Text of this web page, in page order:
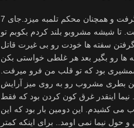
به یک قدمی نیما که رسیدم همچنان سرش تو صورت مهرانا بود لب میگرفت و همچنان محکم تلمبه میزد.جای 7
تا شیشه مشروبو بلند کردم بکوبم تو
سفته ها خودت رو بی غیرت قاتل
بود که تو قلب من فرو میرفت.
بطری مشروب رو به روی میز آرایش
نیما اینقدر غرق کون کردن بود که فقط
می کشیدم. این دومین بار بود که این
نیما نمی اومد.. برای اینکه کمتر